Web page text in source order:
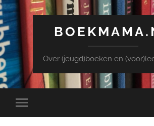
Over (jeugd)boeken en
Toggle
mobiel